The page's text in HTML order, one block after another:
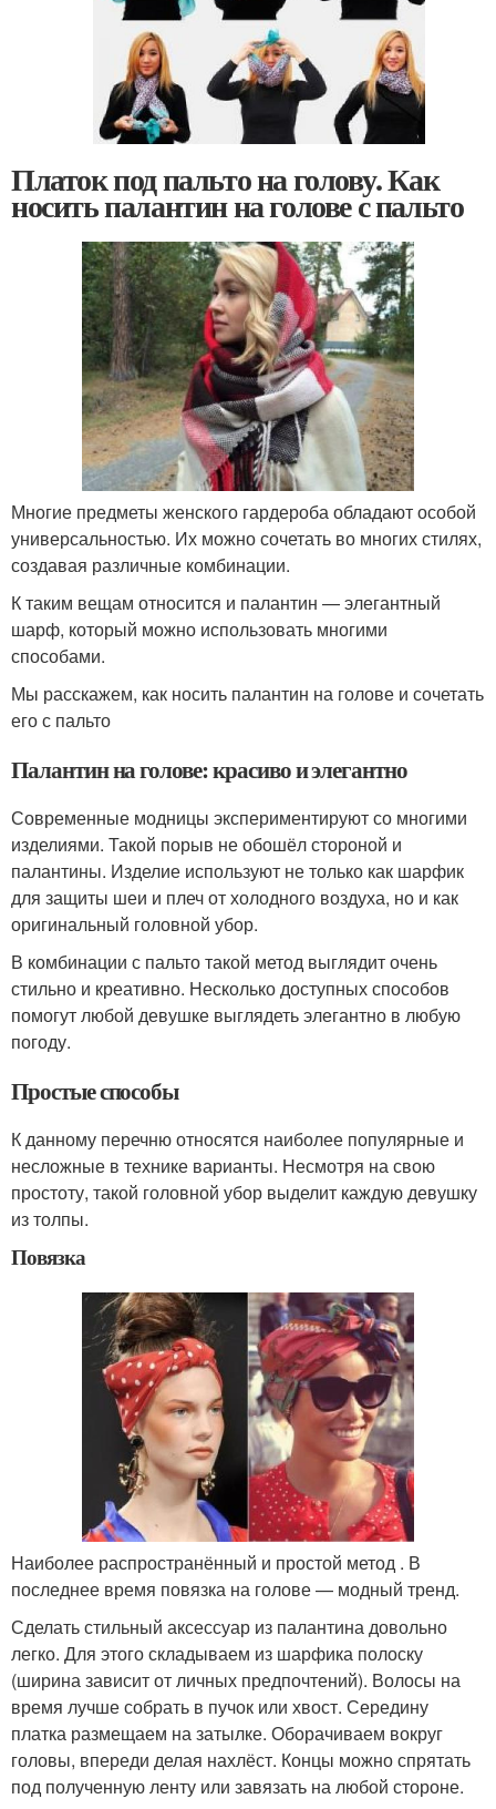
Платок под пальто на голову. Как
носить палантин на голове с пальто
Многие предметы женского гардероба обладают особой
универсальностью. Их можно сочетать во многих стилях,
создавая различные комбинации.
К таким вещам относится и палантин — элегантный
шарф, который можно использовать многими
способами.
Мы расскажем, как носить палантин на голове и сочетать
его с пальто
Палантин на голове: красиво и элегантно
Современные модницы экспериментируют со многими
изделиями. Такой порыв не обошёл стороной и
палантины. Изделие используют не только как шарфик
для защиты шеи и плеч от холодного воздуха, но и как
оригинальный головной убор.
В комбинации с пальто такой метод выглядит очень
стильно и креативно. Несколько доступных способов
помогут любой девушке выглядеть элегантно в любую
погоду.
Простые способы
К данному перечню относятся наиболее популярные и
несложные в технике варианты. Несмотря на свою
простоту, такой головной убор выделит каждую девушку
из толпы.
Повязка
Наиболее распространённый и простой метод . В
последнее время повязка на голове — модный тренд.
Сделать стильный аксессуар из палантина довольно
легко. Для этого складываем из шарфика полоску
(ширина зависит от личных предпочтений). Волосы на
время лучше собрать в пучок или хвост. Середину
платка размещаем на затылке. Оборачиваем вокруг
головы, впереди делая нахлёст. Концы можно спрятать
под полученную ленту или завязать на любой стороне.